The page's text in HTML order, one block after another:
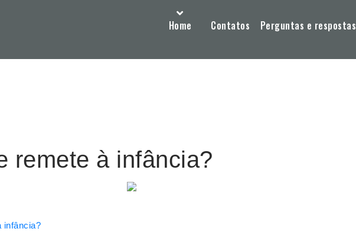
Home Contatos Perguntas e respostas
remete à infância?
infância?